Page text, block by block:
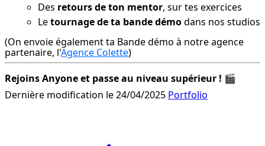
Des retours de ton mentor, sur tes exercices
Letournage de ta bande démodans nos studios
(On envoie également ta Bande démo à notre agence
partenaire, l'Agence Colette)
Rejoins Anyone et passe au niveau supérieur ! 🎬
Dernière modification le 24/04/2025 Portfolio